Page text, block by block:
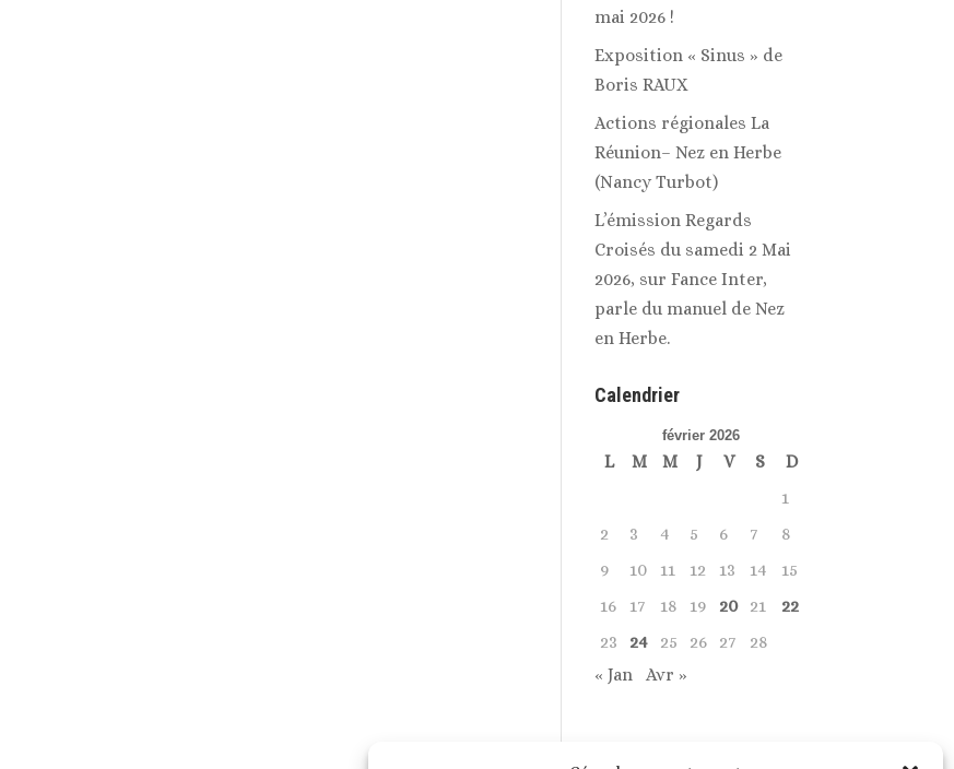
mai 2026 !
Exposition « Sinus » de
Boris RAUX
Actions régionales La
Réunion– Nez en Herbe
(Nancy Turbot)
L’émission Regards
Croisés du samedi 2 Mai
2026, sur Fance Inter,
parle du manuel de Nez
en Herbe.
Calendrier
février 2026
L M M J V S
D
1
2
3 4 5 6 7
8
9
10 11 12 13 14
15
16
17 18 19 20 21
22
23
24 25 26 27
28
« Jan
Avr »